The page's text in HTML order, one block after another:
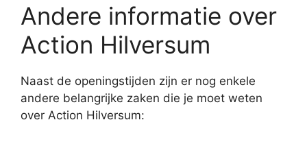
Andere informatie over
Action Hilversum
Naast de openingstijden zijn er nog enkele
andere belangrijke zaken die je moet weten
over Action Hilversum: